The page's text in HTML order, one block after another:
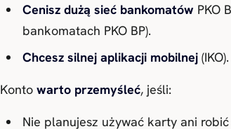
Cenisz dużą sieć bankomatów PKO
bankomatach PKO BP).
Chcesz silnej aplikacji mobilnej (IKO).
Konto warto przemyśleć, jeśli:
Nie planujesz używać karty ani